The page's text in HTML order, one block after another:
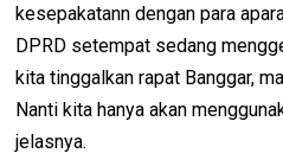
kesepakatann dengan para
DPRD setempat sedang
kita tinggalkan rapat Banggar,
Nanti kita hanya akan
jelasnya.